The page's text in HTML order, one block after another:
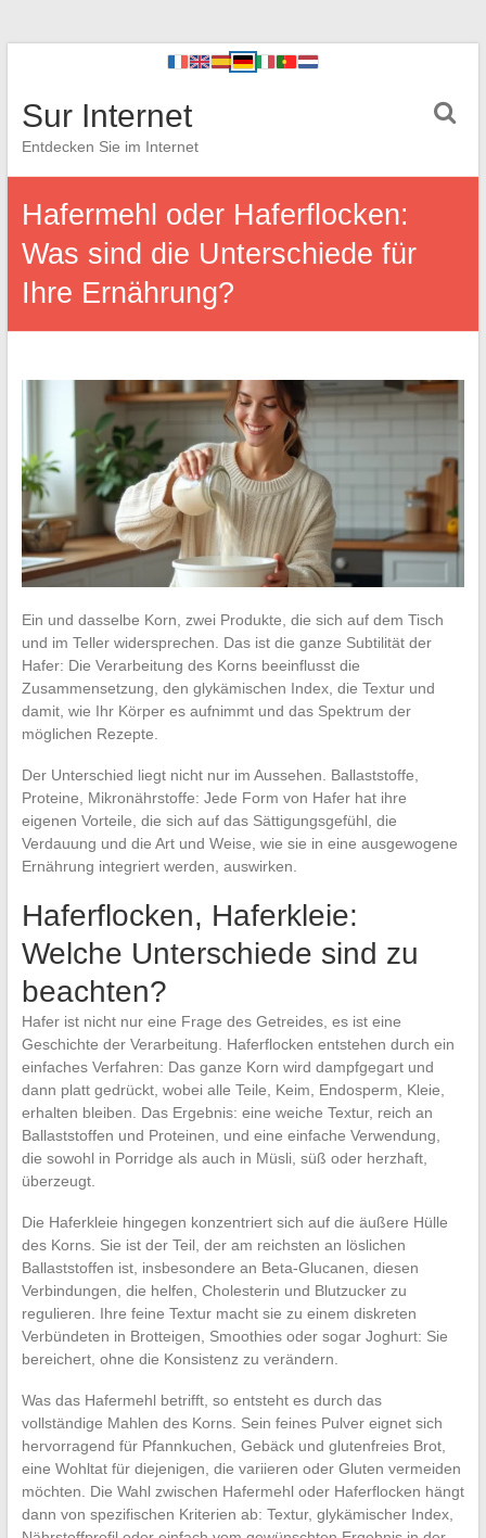
Sur Internet
Entdecken Sie im Internet
Hafermehl oder Haferflocken:
Was sind die Unterschiede für
Ihre Ernährung?
Ein und dasselbe Korn, zwei Produkte, die sich auf dem Tisch
und im Teller widersprechen. Das ist die ganze Subtilität der
Hafer: Die Verarbeitung des Korns beeinflusst die
Zusammensetzung, den glykämischen Index, die Textur und
damit, wie Ihr Körper es aufnimmt und das Spektrum der
möglichen Rezepte.
Der Unterschied liegt nicht nur im Aussehen. Ballaststoffe,
Proteine, Mikronährstoffe: Jede Form von Hafer hat ihre
eigenen Vorteile, die sich auf das Sättigungsgefühl, die
Verdauung und die Art und Weise, wie sie in eine ausgewogene
Ernährung integriert werden, auswirken.
Haferflocken, Haferkleie:
Welche Unterschiede sind zu
beachten?
Hafer ist nicht nur eine Frage des Getreides, es ist eine
Geschichte der Verarbeitung. Haferflocken entstehen durch ein
einfaches Verfahren: Das ganze Korn wird dampfgegart und
dann platt gedrückt, wobei alle Teile, Keim, Endosperm, Kleie,
erhalten bleiben. Das Ergebnis: eine weiche Textur, reich an
Ballaststoffen und Proteinen, und eine einfache Verwendung,
die sowohl in Porridge als auch in Müsli, süß oder herzhaft,
überzeugt.
Die Haferkleie hingegen konzentriert sich auf die äußere Hülle
des Korns. Sie ist der Teil, der am reichsten an löslichen
Ballaststoffen ist, insbesondere an Beta-Glucanen, diesen
Verbindungen, die helfen, Cholesterin und Blutzucker zu
regulieren. Ihre feine Textur macht sie zu einem diskreten
Verbündeten in Brotteigen, Smoothies oder sogar Joghurt: Sie
bereichert, ohne die Konsistenz zu verändern.
Was das Hafermehl betrifft, so entsteht es durch das
vollständige Mahlen des Korns. Sein feines Pulver eignet sich
hervorragend für Pfannkuchen, Gebäck und glutenfreies Brot,
eine Wohltat für diejenigen, die variieren oder Gluten vermeiden
möchten. Die Wahl zwischen Hafermehl oder Haferflocken hängt
dann von spezifischen Kriterien ab: Textur, glykämischer Index,